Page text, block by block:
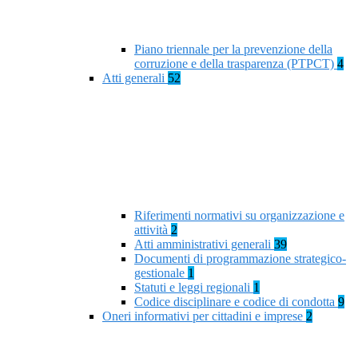
Piano triennale per la prevenzione della
corruzione e della trasparenza (PTPCT) 4
Atti generali 52
Riferimenti normativi su organizzazione e
attività 2
Atti amministrativi generali 39
Documenti di programmazione strategico-
gestionale 1
Statuti e leggi regionali 1
Codice disciplinare e codice di condotta 9
Oneri informativi per cittadini e imprese 2